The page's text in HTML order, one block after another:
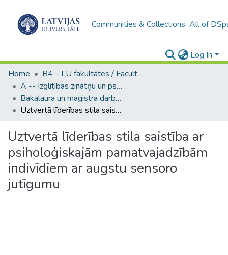
Communities & Collections All of
Log In
Home
B4 – LU fakultātes / Faculties of the UL
A -- Izglītības zinātņu un psiholoģijas fakultāte / Faculty of Education Sciences and Psychology
Bakalaura un maģistra darbi (PPMF) / Bachelor's and Master's theses
Uztvertā līderības stila saistība ar psiholoģiskajām pamatvajadzībām indivīdiem ar augstu sensoro jutīgumu
Uztvertā līderības stila saistība ar
psiholoģiskajām pamatvajadzībām
indivīdiem ar augstu sensoro
jutīgumu